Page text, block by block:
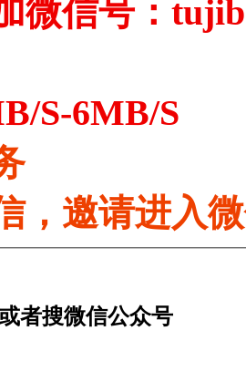
微信号：
S-6MB/S
，邀请进入
者搜微信公众号